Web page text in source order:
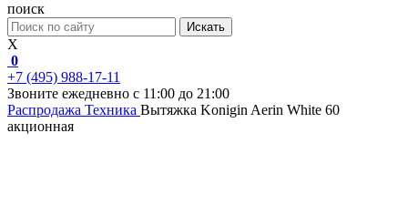
поиск
Искать
X
0
+7 (495) 988-17-11
Звоните ежедневно с 11:00 до 21:00
Распродажа Техника Вытяжка Konigin Aerin White 60
акционная